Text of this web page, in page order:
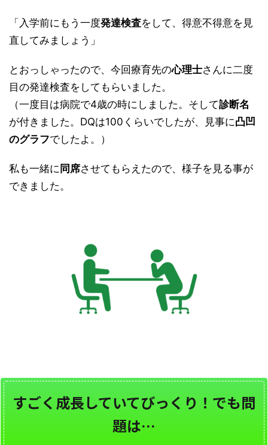
「入学前にもう一度発達検査をして、得意不得意を見
直してみましょう」
とおっしゃったので、今回療育先の心理士さんに二度
目の発達検査をしてもらいました。
（一度目は病院で4歳の時にしました。そして診断名
が付きました。DQは100くらいでしたが、見事に凸凹
のグラフでしたよ。）
私も一緒に 同席させてもらえたので、様子を見る事が
できました。
すごく成長していてびっくり！でも問
題は…